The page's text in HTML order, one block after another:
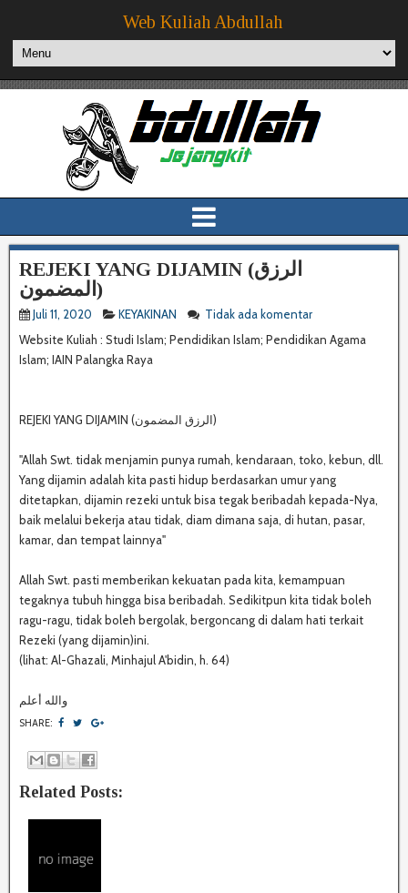
Web Kuliah Abdullah
REJEKI YANG DIJAMIN (الرزق
المضمون)
Juli 11, 2020 KEYAKINAN
Tidak ada komentar
Website Kuliah : Studi Islam; Pendidikan Islam; Pendidikan Agama
Islam; IAIN Palangka Raya
REJEKI YANG DIJAMIN (الرزق المضمون)
"Allah Swt. tidak menjamin punya rumah, kendaraan, toko, kebun, dll.
Yang dijamin adalah kita pasti hidup berdasarkan umur yang
ditetapkan, dijamin rezeki untuk bisa tegak beribadah kepada-Nya,
baik melalui bekerja atau tidak, diam dimana saja, di hutan, pasar,
kamar, dan tempat lainnya"
Allah Swt. pasti memberikan kekuatan pada kita, kemampuan
tegaknya tubuh hingga bisa beribadah. Sedikitpun kita tidak boleh
ragu-ragu, tidak boleh bergolak, bergoncang di dalam hati terkait
Rezeki (yang dijamin)ini.
(lihat: Al-Ghazali, Minhajul A'bidin, h. 64)
والله أعلم
SHARE:
Related Posts: